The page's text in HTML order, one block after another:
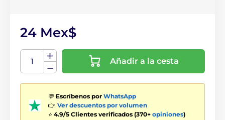
24 Mex$
Añadir a la cesta
💬 Escríbenos por WhatsApp
👉 Ver descuentos por volumen
⭐ 4.9/5 Clientes verificados (370+ opiniones)